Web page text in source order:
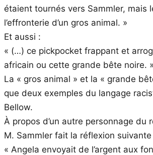
étaient tournés vers Sammler, mais
l’effronterie d’un gros animal. »
Et aussi :
« (…) ce pickpocket frappant et
africain ou cette grande bête noire. »
La « gros animal » et la « grande
que deux exemples du langage
Bellow.
À propos d’un autre personnage du
M. Sammler fait la réflexion suivante
« Angela envoyait de l’argent aux